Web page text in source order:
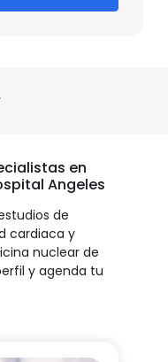
en
Angeles
de
cardiaca y
nuclear de
y agenda tu